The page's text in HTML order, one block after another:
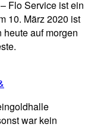
Flo Service ist ein
10. März 2020 ist
auf morgen